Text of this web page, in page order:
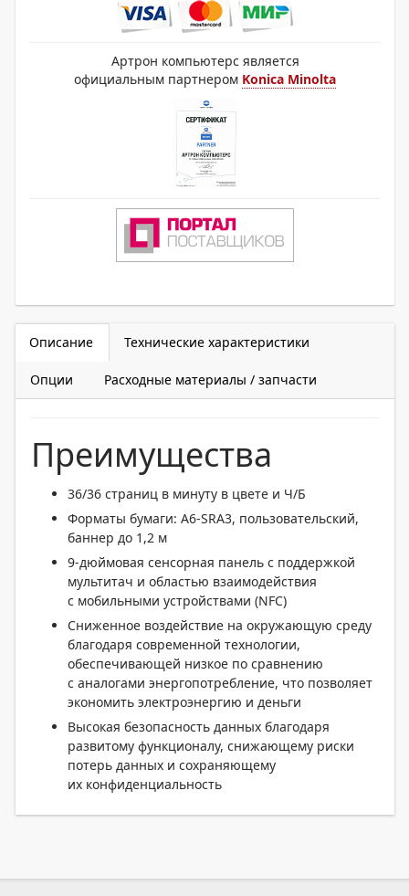
Артрон компьютерс является
официальным партнером Konica Minolta
Описание Технические характеристики
Опции Расходные материалы / запчасти
Преимущества
36/36 страниц в минуту в цвете и Ч/Б
Форматы бумаги: A6-SRA3, пользовательский,
баннер до 1,2 м
9-дюймовая сенсорная панель с поддержкой
мультитач и областью взаимодействия
с мобильными устройствами (NFC)
Сниженное воздействие на окружающую среду
благодаря современной технологии,
обеспечивающей низкое по сравнению
с аналогами энергопотребление, что позволяет
экономить электроэнергию и деньги
Высокая безопасность данных благодаря
развитому функционалу, снижающему риски
потерь данных и сохраняющему
их конфиденциальность